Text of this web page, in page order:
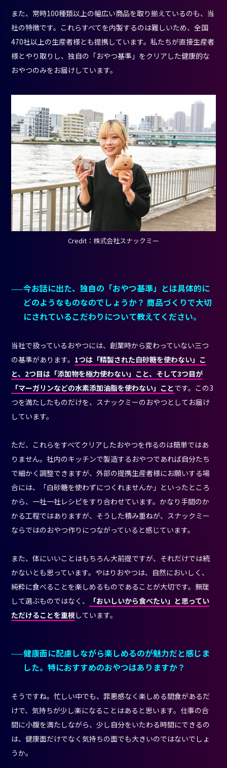
また、常時100種類以上の幅広い商品を取り揃えているのも、当
社の特徴です。これらすべてを内製するのは難しいため、全国
470社以上の生産者様とも提携しています。私たちが直接生産者
様とやり取りし、独自の「おやつ基準」をクリアした健康的な
おやつのみをお届けしています。
Credit：株式会社スナックミー
今お話に出た、独自の「おやつ基準」とは具体的に
どのようなものなのでしょうか？ 商品づくりで大切
にされているこだわりについて教えてください。
当社で扱っているおやつには、創業時から変わっていない三つ
の基準があります。 1つは「精製された白砂糖を使わない」こ
と、2つ目は「添加物を極力使わない」こと、そして3つ目が
「マーガリンなどの水素添加油脂を使わない」ことです。この3
つを満たしたものだけを、スナックミーのおやつとしてお届け
しています。
ただ、これらをすべてクリアしたおやつを作るのは簡単ではあ
りません。社内のキッチンで製造するおやつであれば自分たち
で細かく調整できますが、外部の提携生産者様にお願いする場
合には、「白砂糖を使わずにつくれませんか」といったところ
から、一社一社レシピをすり合わせています。かなり手間のか
かる工程ではありますが、そうした積み重ねが、スナックミー
ならではのおやつ作りにつながっていると感じています。
また、体にいいことはもちろん大前提ですが、それだけでは続
かないとも思っています。やはりおやつは、自然においしく、
純粋に食べることを楽しめるものであることが大切です。無理
して選ぶものではなく、
「おいしいから食べたい」と思ってい
ただけることを重視しています。
健康面に配慮しながら楽しめるのが魅力だと感じま
した。特におすすめのおやつはありますか？
そうですね。忙しい中でも、罪悪感なく楽しめる間食があるだ
けで、気持ちが少し楽になることはあると思います。仕事の合
間に小腹を満たしながら、少し自分をいたわる時間にできるの
は、健康面だけでなく気持ちの面でも大きいのではないでしょ
うか。